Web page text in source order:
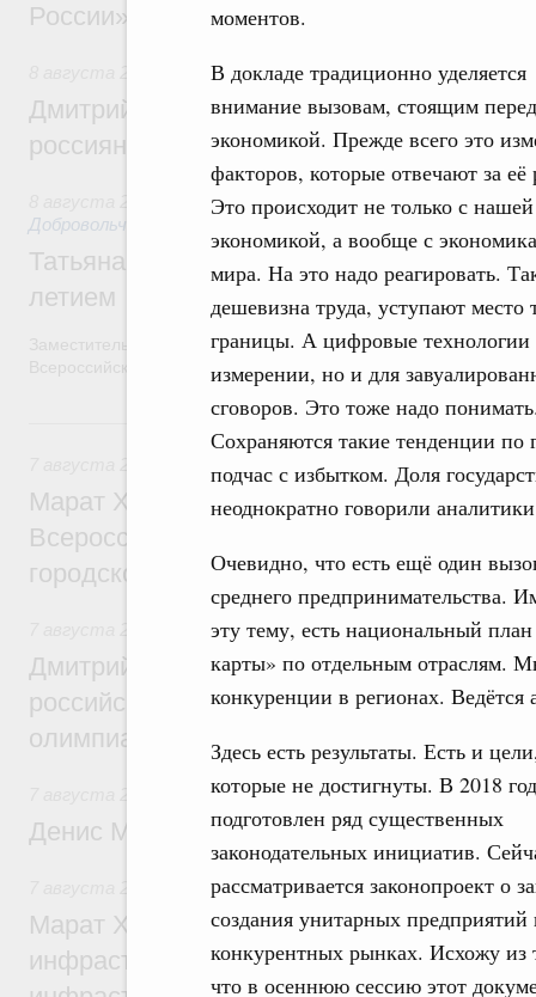
моментов.
В докладе традиционно уделяется
внимание вызовам, стоящим
экономикой. Прежде всего это
факторов, которые отвечают за её
Это происходит не только с нашей
экономикой, а вообще с
мира. На это надо реагировать.
дешевизна труда, уступают
границы. А цифровые технологии
измерении, но и для
сговоров. Это тоже надо
Сохраняются такие тенденции по
подчас с избытком. Доля
неоднократно говорили
Очевидно, что есть ещё один
среднего предпринимательства.
эту тему, есть национальный
карты» по отдельным отраслям.
конкуренции в регионах.
Здесь есть результаты. Есть и
которые не достигнуты. В 2018
подготовлен ряд существенных
законодательных инициатив.
рассматривается законопроект о
создания унитарных предприятий
конкурентных рынках. Исхожу из
что в осеннюю сессию этот
России»
Спорт высших достижений и массовый
Дмитрий Чернышенко и Михаил
россиян с Днём физкультурника
Социальные инновации. Некоммерческие
Добровольчество и волонтёрство. Благотворительность
Татьяна Голикова поздравила
летием
Заместитель Председателя Правительства Татьяна Голикова
7 августа, пятница
Экономика городов. Городская среда
Марат Хуснуллин провёл заседание
Всероссийского конкурса лучших
городской среды
Отрасль информационных технологий
Дмитрий Чернышенко и Сергей Кравцов
российскую сборную с победой на
олимпиаде по искусственному
Общие вопросы промышленной политики
Денис Мантуров посетил Ярославскую
Бюджеты субъектов Федерации.
Марат Хуснуллин: 15 объектов
инфраструктуры построили и обновили